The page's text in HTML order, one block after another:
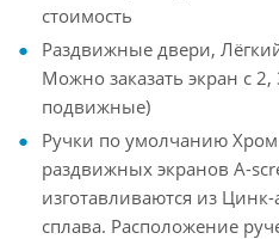
стоимость
Раздвижные двери,
Можно заказать экран с
подвижные)
Ручки по умолчанию
раздвижных экранов A-
изготавливаются из
сплава. Расположение